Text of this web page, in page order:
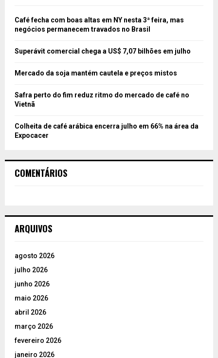
Café fecha com boas altas em NY nesta 3ª feira, mas
negócios permanecem travados no Brasil
Superávit comercial chega a US$ 7,07 bilhões em julho
Mercado da soja mantém cautela e preços mistos
Safra perto do fim reduz ritmo do mercado de café no
Vietnã
Colheita de café arábica encerra julho em 66% na área da
Expocacer
COMENTÁRIOS
ARQUIVOS
agosto 2026
julho 2026
junho 2026
maio 2026
abril 2026
março 2026
fevereiro 2026
janeiro 2026